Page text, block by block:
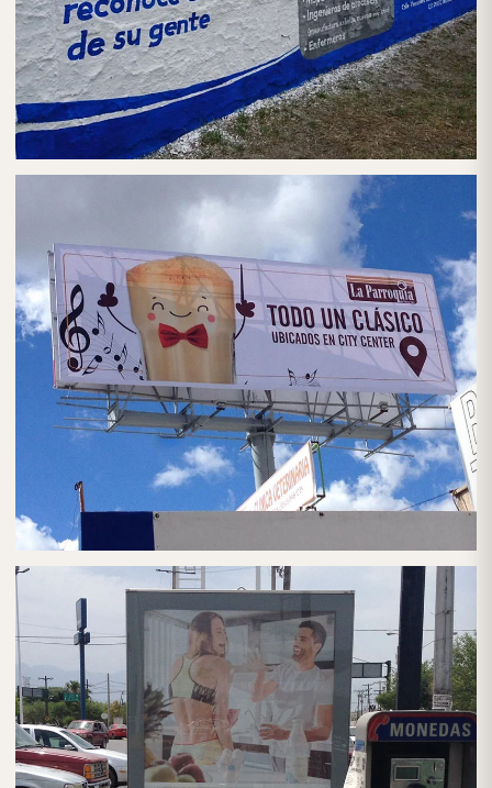
PUBLICIDAD EN BARDAS
BARDAS PUBLICITARIAS EN CDMX
PUBLICIDAD EN ESPECTACULARES
ESPECTACULARES EN CDMX